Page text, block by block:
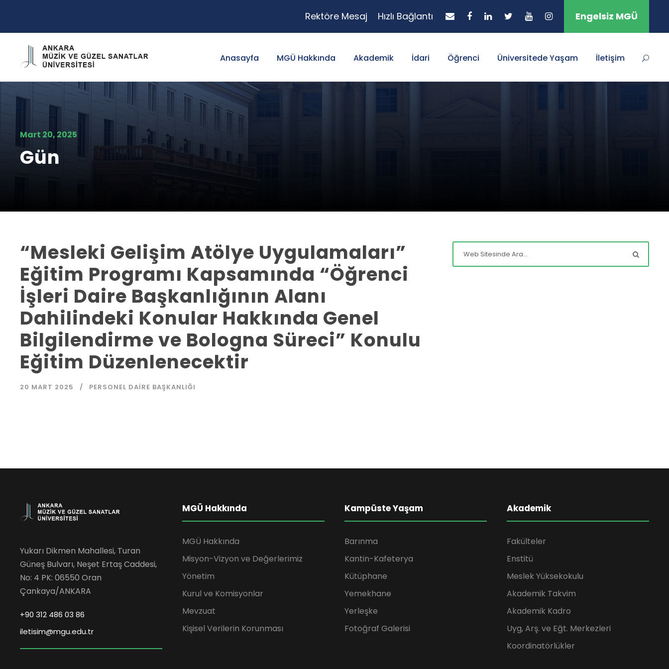
Rektöre Mesaj Hızlı Bağlantı Engelsiz MGÜ
Anasayfa MGÜ Hakkında Akademik İdari Öğrenci Üniversitede Yaşam İletişim
Mart 20, 2025
Gün
“Mesleki Gelişim Atölye Uygulamaları”
Eğitim Programı Kapsamında “Öğrenci
İşleri Daire Başkanlığının Alanı
Dahilindeki Konular Hakkında Genel
Bilgilendirme ve Bologna Süreci” Konulu
Eğitim Düzenlenecektir
20 MART 2025 PERSONEL DAIRE BAŞKANLIĞI
Yukarı Dikmen Mahallesi, Turan
Güneş Bulvarı, Neşet Ertaş Caddesi,
No: 4 PK: 06550 Oran
Çankaya/ANKARA
+90 312 486 03 86
iletisim@mgu.edu.tr
MGÜ Hakkında
MGÜ Hakkında
Misyon-Vizyon ve Değerlerimiz
Yönetim
Kurul ve Komisyonlar
Mevzuat
Kişisel Verilerin Korunması
Kampüste Yaşam
Barınma
Kantin-Kafeterya
Kütüphane
Yemekhane
Yerleşke
Fotoğraf Galerisi
Akademik
Fakülteler
Enstitü
Meslek Yüksekokulu
Akademik Takvim
Akademik Kadro
Uyg, Arş. ve Eğt. Merkezleri
Koordinatörlükler